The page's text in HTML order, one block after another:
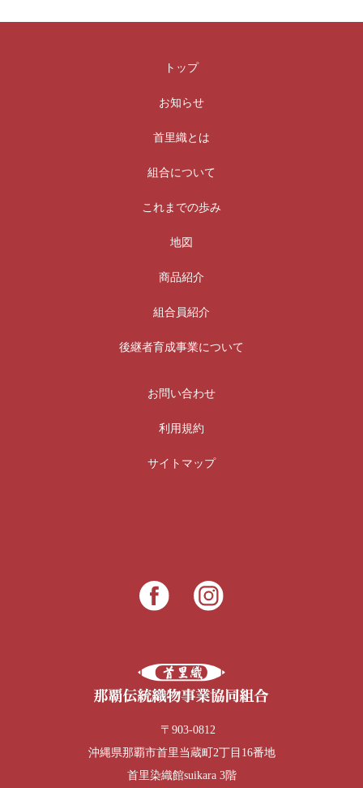
トップ
お知らせ
首里織とは
組合について
これまでの歩み
地図
商品紹介
組合員紹介
後継者育成事業について
お問い合わせ
利用規約
サイトマップ
〒903-0812
沖縄県那覇市首里当蔵町2丁目16番地
首里染織館suikara 3階